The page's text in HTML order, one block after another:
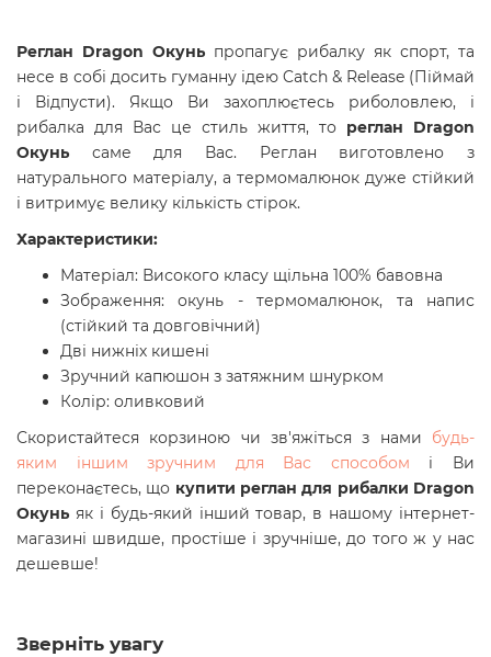
Реглан Dragon Окунь пропагує рибалку як спорт, та
несе в собі досить гуманну ідею Catch & Release (Піймай
і Відпусти). Якщо Ви захоплюєтесь риболовлею, і
рибалка для Вас це стиль життя, то реглан Dragon
Окунь саме для Вас. Реглан виготовлено з
натурального матеріалу, а термомалюнок дуже стійкий
і витримує велику кількість стірок.
Характеристики:
Матеріал: Високого класу щільна 100% бавовна
Зображення: окунь - термомалюнок, та напис
(стійкий та довговічний)
Дві нижніх кишені
Зручний капюшон з затяжним шнурком
Колір: оливковий
Скористайтеся корзиною чи зв'яжіться з нами будь-
яким іншим зручним для Вас способом і Ви
переконаєтесь, що купити реглан для рибалки Dragon
Окунь як і будь-який інший товар, в нашому інтернет-
магазині швидше, простіше і зручніше, до того ж у нас
дешевше!
Зверніть увагу